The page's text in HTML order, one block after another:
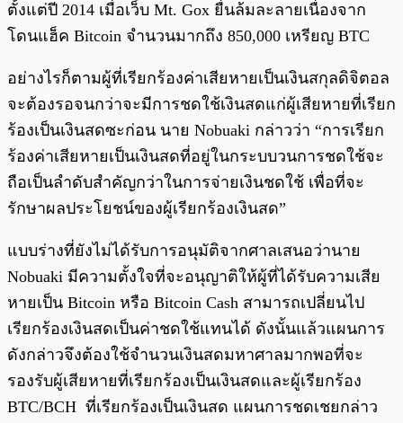
ตั้งแต่ปี 2014 เมื่อเว็บ Mt. Gox ยื่นล้มละลายเนื่องจาก
โดนแฮ็ค Bitcoin จำนวนมากถึง 850,000 เหรียญ BTC
อย่างไรก็ตามผู้ที่เรียกร้องค่าเสียหายเป็นเงินสกุลดิจิตอล
จะต้องรอจนกว่าจะมีการชดใช้เงินสดแก่ผู้เสียหายที่เรียก
ร้องเป็นเงินสดซะก่อน นาย Nobuaki กล่าวว่า “การเรียก
ร้องค่าเสียหายเป็นเงินสดที่อยู่ในกระบบวนการชดใช้จะ
ถือเป็นลำดับสำคัญกว่าในการจ่ายเงินชดใช้ เพื่อที่จะ
รักษาผลประโยชน์ของผู้เรียกร้องเงินสด”
แบบร่างที่ยังไม่ได้รับการอนุมัติจากศาลเสนอว่านาย
Nobuaki มีความตั้งใจที่จะอนุญาติให้ผู้ที่ได้รับความเสีย
หายเป็น Bitcoin หรือ Bitcoin Cash สามารถเปลี่ยนไป
เรียกร้องเงินสดเป็นค่าชดใช้แทนได้ ดังนั้นแล้วแผนการ
ดังกล่าวจึงต้องใช้จำนวนเงินสดมหาศาลมากพอที่จะ
รองรับผู้เสียหายที่เรียกร้องเป็นเงินสดและผู้เรียกร้อง
BTC/BCH ที่เรียกร้องเป็นเงินสด แผนการชดเชยกล่าว